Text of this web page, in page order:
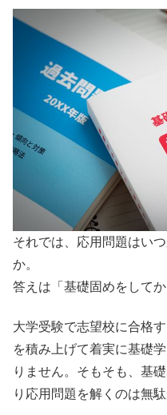
それでは、応用問題はい
か。
答えは「基礎固めをしてか
大学受験で志望校に合格
を積み上げて着実に基礎
りません。そもそも、基
り応用問題を解くのは無